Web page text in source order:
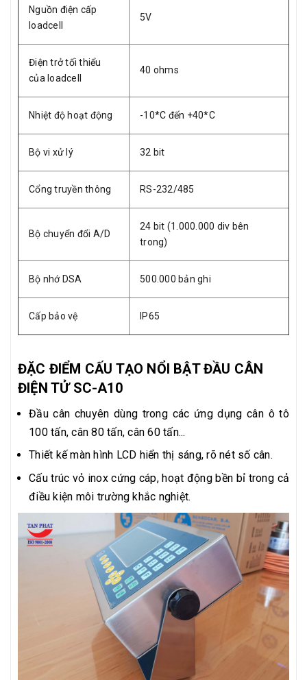
Nguồn điện cấp
loadcell
5V
Điện trở tối thiểu
của loadcell
40 ohms
Nhiệt độ hoạt động -10*C đến +40*C
Bộ vi xử lý 32 bit
Cổng truyền thông RS-232/485
Bộ chuyển đổi A/D
24 bit (1.000.000 div bên
trong)
Bộ nhớ DSA 500.000 bản ghi
Cấp bảo vệ IP65
ĐẶC ĐIỂM CẤU TẠO NỔI BẬT ĐẦU CÂN
ĐIỆN TỬ SC-A10
Đầu cân chuyên dùng trong các ứng dụng cân ô tô
100 tấn, cân 80 tấn, cân 60 tấn...
Thiết kế màn hình LCD hiển thị sáng, rõ nét số cân.
Cấu trúc vỏ inox cứng cáp, hoạt động bền bỉ trong cả
điều kiện môi trường khắc nghiệt.